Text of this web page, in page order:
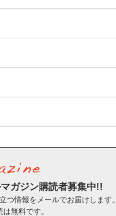
ガジン購読者募集中!!
つ情報をメールでお届けします。
無料です。